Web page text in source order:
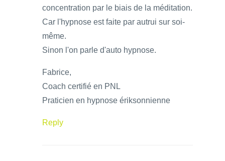
concentration par le biais de la méditation.
Car l'hypnose est faite par autrui sur soi-
même.
Sinon l'on parle d'auto hypnose.
Fabrice,
Coach certifié en PNL
Praticien en hypnose ériksonnienne
Reply